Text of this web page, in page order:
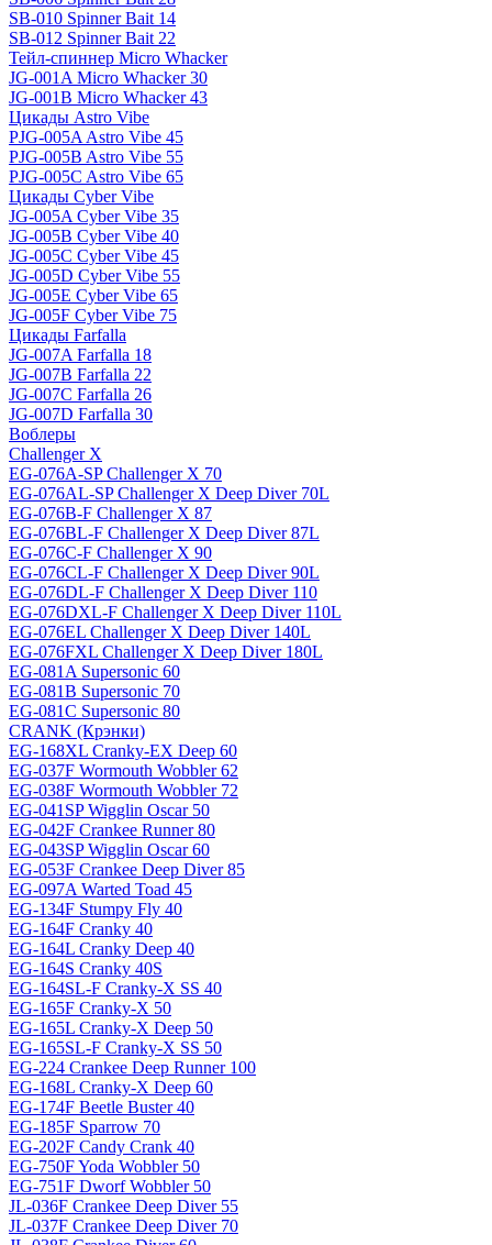
SB-010 Spinner Bait 14
SB-012 Spinner Bait 22
Тейл-спиннер Micro Whacker
JG-001A Micro Whacker 30
JG-001B Micro Whacker 43
Цикады Astro Vibe
PJG-005A Astro Vibe 45
PJG-005B Astro Vibe 55
PJG-005C Astro Vibe 65
Цикады Cyber Vibe
JG-005A Cyber Vibe 35
JG-005B Cyber Vibe 40
JG-005C Cyber Vibe 45
JG-005D Cyber Vibe 55
JG-005E Cyber Vibe 65
JG-005F Cyber Vibe 75
Цикады Farfalla
JG-007A Farfalla 18
JG-007B Farfalla 22
JG-007C Farfalla 26
JG-007D Farfalla 30
Воблеры
Challenger X
EG-076A-SP Challenger X 70
EG-076AL-SP Challenger X Deep Diver 70L
EG-076B-F Challenger X 87
EG-076BL-F Challenger X Deep Diver 87L
EG-076C-F Challenger X 90
EG-076CL-F Challenger X Deep Diver 90L
EG-076DL-F Challenger X Deep Diver 110
EG-076DXL-F Challenger X Deep Diver 110L
EG-076EL Challenger X Deep Diver 140L
EG-076FXL Challenger X Deep Diver 180L
EG-081A Supersonic 60
EG-081B Supersonic 70
EG-081C Supersonic 80
CRANK (Крэнки)
EG-168XL Cranky-EX Deep 60
EG-037F Wormouth Wobbler 62
EG-038F Wormouth Wobbler 72
EG-041SP Wigglin Oscar 50
EG-042F Crankee Runner 80
EG-043SP Wigglin Oscar 60
EG-053F Crankee Deep Diver 85
EG-097A Warted Toad 45
EG-134F Stumpy Fly 40
EG-164F Cranky 40
EG-164L Cranky Deep 40
EG-164S Cranky 40S
EG-164SL-F Cranky-X SS 40
EG-165F Cranky-X 50
EG-165L Cranky-X Deep 50
EG-165SL-F Cranky-X SS 50
EG-224 Crankee Deep Runner 100
EG-168L Cranky-X Deep 60
EG-174F Beetle Buster 40
EG-185F Sparrow 70
EG-202F Candy Crank 40
EG-750F Yoda Wobbler 50
EG-751F Dworf Wobbler 50
JL-036F Crankee Deep Diver 55
JL-037F Crankee Deep Diver 70